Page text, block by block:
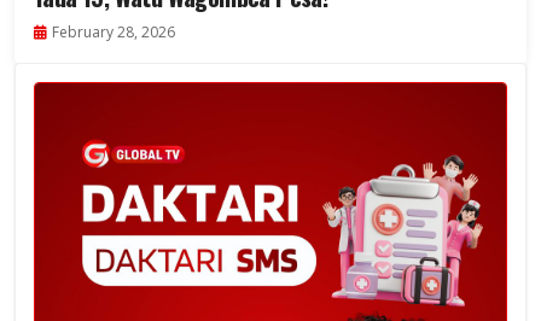
February 28, 2026